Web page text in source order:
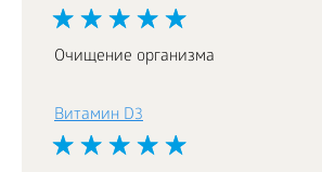
Очищение организма
Витамин D3